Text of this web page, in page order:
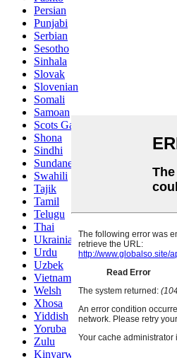
Persian
Punjabi
Serbian
Sesotho
Sinhala
Slovak
Slovenian
Somali
Samoan
Scots Gaelic
Shona
Sindhi
Sundanese
Swahili
Tajik
Tamil
Telugu
Thai
Ukrainian
Urdu
Uzbek
Vietnamese
Welsh
Xhosa
Yiddish
Yoruba
Zulu
Kinyarwanda